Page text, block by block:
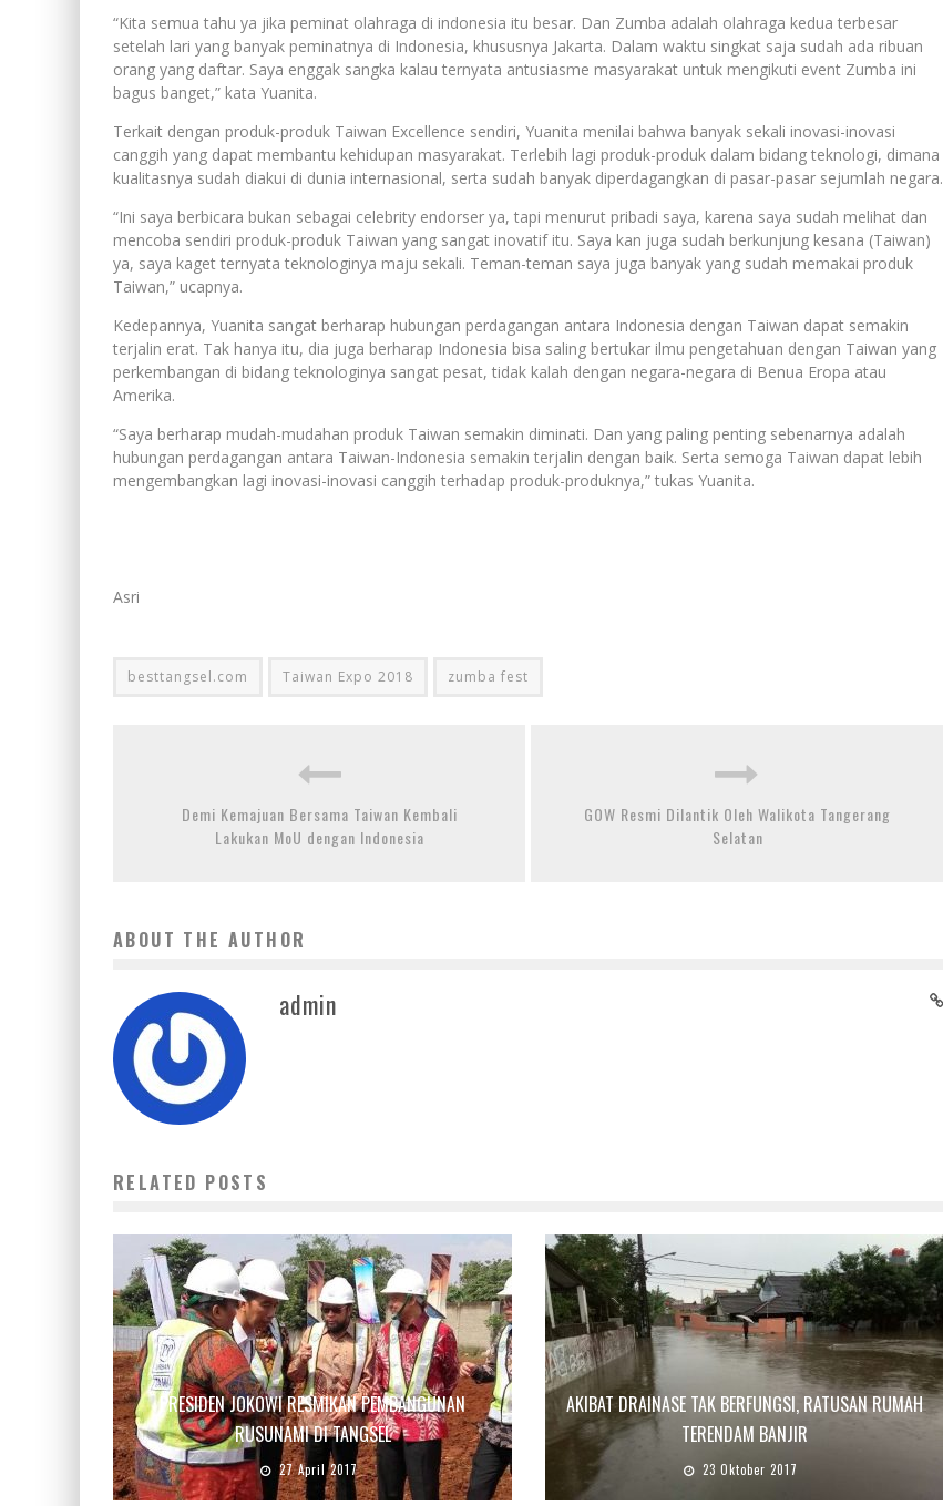
“Kita semua tahu ya jika peminat olahraga di indonesia itu besar. Dan Zumba adalah olahraga kedua terbesar
setelah lari yang banyak peminatnya di Indonesia, khususnya Jakarta. Dalam waktu singkat saja sudah ada ribuan
orang yang daftar. Saya enggak sangka kalau ternyata antusiasme masyarakat untuk mengikuti event Zumba ini
bagus banget,” kata Yuanita.
Terkait dengan produk-produk Taiwan Excellence sendiri, Yuanita menilai bahwa banyak sekali inovasi-inovasi
canggih yang dapat membantu kehidupan masyarakat. Terlebih lagi produk-produk dalam bidang teknologi, dimana
kualitasnya sudah diakui di dunia internasional, serta sudah banyak diperdagangkan di pasar-pasar sejumlah negara.
“Ini saya berbicara bukan sebagai celebrity endorser ya, tapi menurut pribadi saya, karena saya sudah melihat dan
mencoba sendiri produk-produk Taiwan yang sangat inovatif itu. Saya kan juga sudah berkunjung kesana (Taiwan)
ya, saya kaget ternyata teknologinya maju sekali. Teman-teman saya juga banyak yang sudah memakai produk
Taiwan,” ucapnya.
Kedepannya, Yuanita sangat berharap hubungan perdagangan antara Indonesia dengan Taiwan dapat semakin
terjalin erat. Tak hanya itu, dia juga berharap Indonesia bisa saling bertukar ilmu pengetahuan dengan Taiwan yang
perkembangan di bidang teknologinya sangat pesat, tidak kalah dengan negara-negara di Benua Eropa atau
Amerika.
“Saya berharap mudah-mudahan produk Taiwan semakin diminati. Dan yang paling penting sebenarnya adalah
hubungan perdagangan antara Taiwan-Indonesia semakin terjalin dengan baik. Serta semoga Taiwan dapat lebih
mengembangkan lagi inovasi-inovasi canggih terhadap produk-produknya,” tukas Yuanita.
Asri
besttangsel.com Taiwan Expo 2018 zumba fest
Demi Kemajuan Bersama Taiwan Kembali
Lakukan MoU dengan Indonesia
GOW Resmi Dilantik Oleh Walikota Tangerang
Selatan
ABOUT THE AUTHOR
admin
RELATED POSTS
PRESIDEN JOKOWI RESMIKAN PEMBANGUNAN
RUSUNAMI DI TANGSEL
27 April 2017
AKIBAT DRAINASE TAK BERFUNGSI, RATUSAN RUMAH
TERENDAM BANJIR
23 Oktober 2017